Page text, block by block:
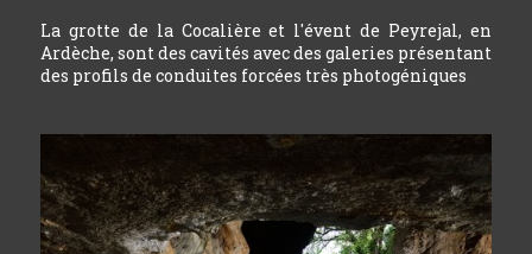
La grotte de la Cocalière et l'évent de Peyrejal, en
Ardèche, sont des cavités avec des galeries présentant
des profils de conduites forcées très photogéniques